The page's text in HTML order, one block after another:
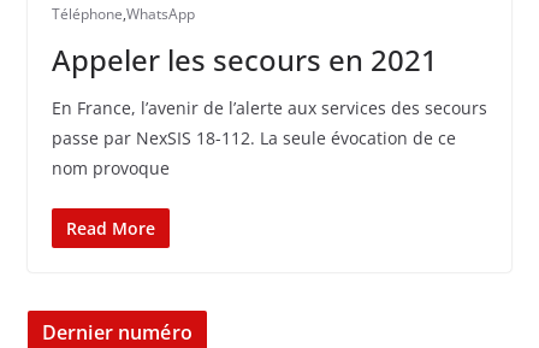
Téléphone,WhatsApp
Appeler les secours en 2021
En France, l’avenir de l’alerte aux services des secours
passe par NexSIS 18-112. La seule évocation de ce
nom provoque
Read More
Dernier numéro